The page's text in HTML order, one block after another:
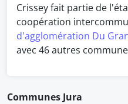
Crissey fait partie de
coopération
d'agglomération Du
avec 46 autres
Communes Jura